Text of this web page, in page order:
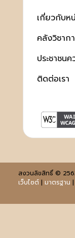
เกี่ยวกับห
คลังวิชาก
ประชาชนค
ติดต่อเรา
สงวนลิขสิทธิ์ ©
เว็บไซต์| มาตรฐาน |